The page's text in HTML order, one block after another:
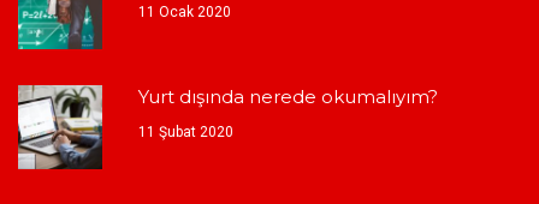
11 Ocak 2020
Yurt dışında nerede okumalıyım?
11 Şubat 2020